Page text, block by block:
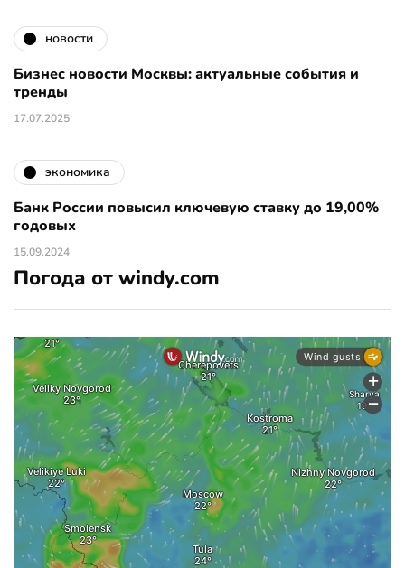
новости
Бизнес новости Москвы: актуальные события и
тренды
17.07.2025
экономика
Банк России повысил ключевую ставку до 19,00%
годовых
15.09.2024
Погода от windy.com